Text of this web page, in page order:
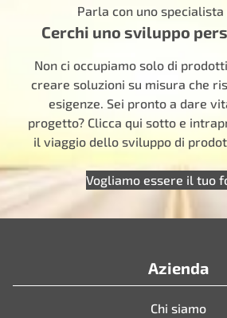
Parla con uno specialista
Cerchi uno sviluppo
Non ci occupiamo solo di
creare soluzioni su misura che
esigenze. Sei pronto a dare
progetto? Clicca qui sotto e
il viaggio dello sviluppo di
Vogliamo essere il tuo
Azienda
Chi siamo